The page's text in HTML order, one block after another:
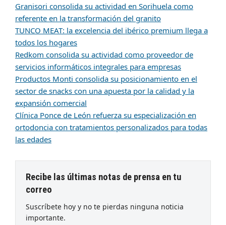
Granisori consolida su actividad en Sorihuela como
referente en la transformación del granito
TUNCO MEAT: la excelencia del ibérico premium llega a
todos los hogares
Redkom consolida su actividad como proveedor de
servicios informáticos integrales para empresas
Productos Monti consolida su posicionamiento en el
sector de snacks con una apuesta por la calidad y la
expansión comercial
Clínica Ponce de León refuerza su especialización en
ortodoncia con tratamientos personalizados para todas
las edades
Recibe las últimas notas de prensa en tu
correo
Suscríbete hoy y no te pierdas ninguna noticia
importante.